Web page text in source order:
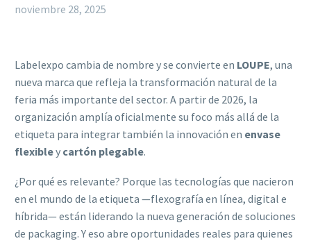
noviembre 28, 2025
Labelexpo cambia de nombre y se convierte en LOUPE, una
nueva marca que refleja la transformación natural de la
feria más importante del sector. A partir de 2026, la
organización amplía oficialmente su foco más allá de la
etiqueta para integrar también la innovación en envase
flexibley cartón plegable.
¿Por qué es relevante? Porque las tecnologías que nacieron
en el mundo de la etiqueta —flexografía en línea, digital e
híbrida— están liderando la nueva generación de soluciones
de packaging. Y eso abre oportunidades reales para quienes